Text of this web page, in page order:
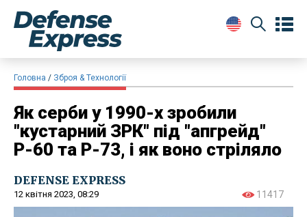
Головна Зброя & Технології
Як серби у 1990-х зробили
"кустарний ЗРК" під "апгрейд"
Р-60 та Р-73, і як воно стріляло
DEFENSE EXPRESS
12 квітня 2023, 08:29 11417